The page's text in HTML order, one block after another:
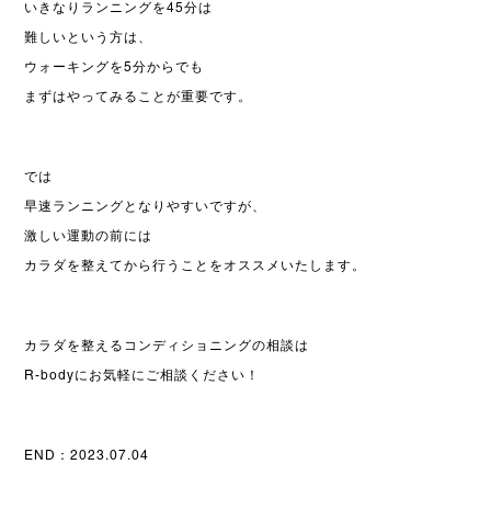
いきなりランニングを45分は
難しいという方は、
ウォーキングを5分からでも
まずはやってみることが重要です。
では
早速ランニングとなりやすいですが、
激しい運動の前には
カラダを整えてから行うことをオススメいたします。
カラダを整えるコンディショニングの相談は
R-bodyにお気軽にご相談ください！
END：2023.07.04